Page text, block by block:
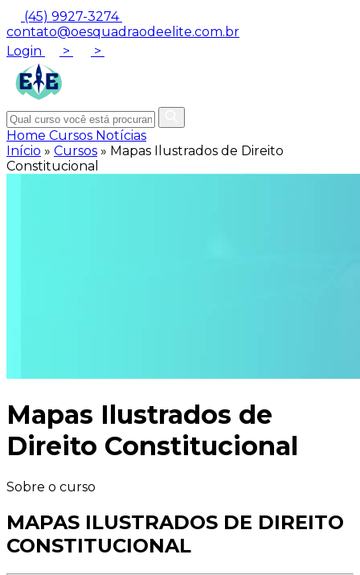
(45) 9927-3274
contato@oesquadraodeelite.com.br
Login
> >
Home Cursos Notícias
Início » Cursos » Mapas Ilustrados de Direito
Constitucional
Mapas Ilustrados de
Direito Constitucional
Sobre o curso
MAPAS ILUSTRADOS DE DIREITO
CONSTITUCIONAL